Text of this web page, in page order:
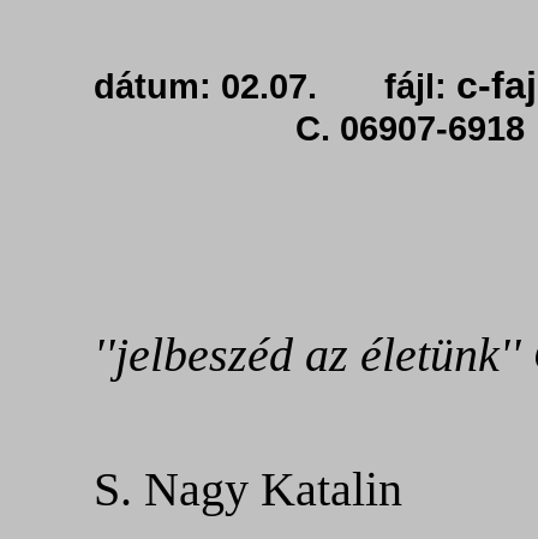
dátum: 02.07. fájl: c-
C. 06907-6918
''jelbeszéd az
S. Nagy Katalin